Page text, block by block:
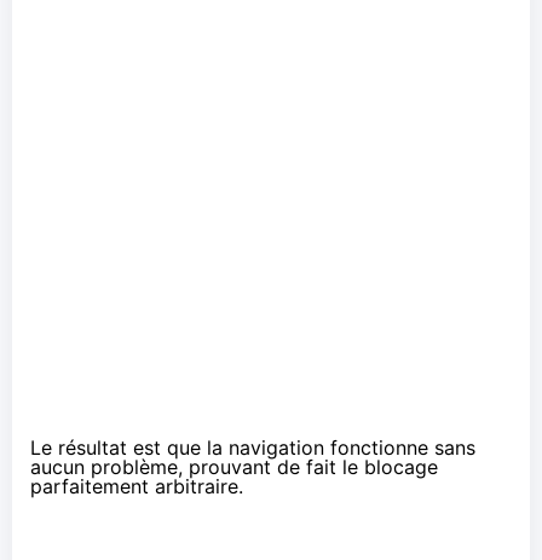
Le résultat est que la navigation fonctionne sans
aucun problème, prouvant de fait le blocage
parfaitement arbitraire.